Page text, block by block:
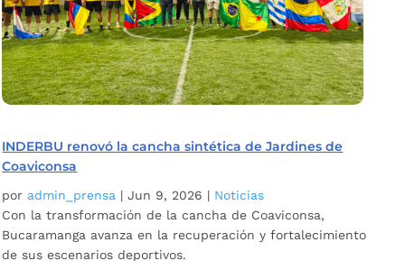
INDERBU renovó la cancha sintética de Jardines de
Coaviconsa
por admin_prensa |Jun 9, 2026 | Noticias
Con la transformación de la cancha de Coaviconsa,
Bucaramanga avanza en la recuperación y fortalecimiento
de sus escenarios deportivos.